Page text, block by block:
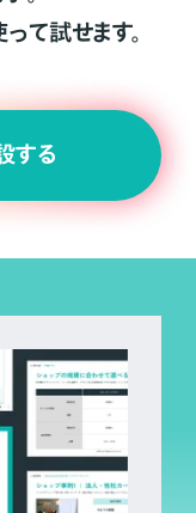
て試せます。
する